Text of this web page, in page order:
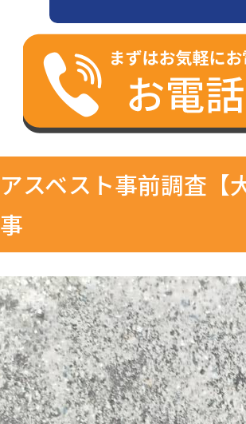
アスベスト事前調査
事